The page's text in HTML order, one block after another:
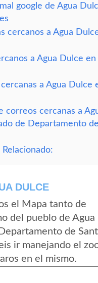
google de Agua
cercanos a Agua
a Agua Dulce en
a Agua Dulce
correos cercanas a
de Departamento de
DULCE
el Mapa tanto de
del pueblo de Agua
de
ir manejando el
en el mismo.